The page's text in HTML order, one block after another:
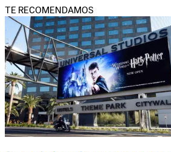
TE RECOMENDAMOS